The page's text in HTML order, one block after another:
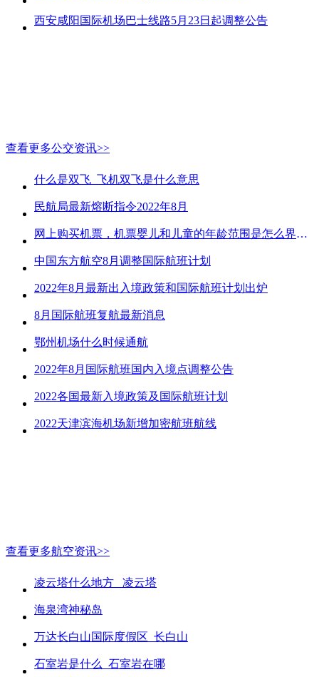
西安咸阳国际机场巴士线路5月23日起调整公告
查看更多公交资讯>>
什么是双飞_飞机双飞是什么意思
民航局最新熔断指令2022年8月
网上购买机票，机票婴儿和儿童的年龄范围是怎么界定的？
中国东方航空8月调整国际航班计划
2022年8月最新出入境政策和国际航班计划出炉
8月国际航班复航最新消息
鄂州机场什么时候通航
2022年8月国际航班国内入境点调整公告
2022各国最新入境政策及国际航班计划
2022天津滨海机场新增加密航班航线
查看更多航空资讯>>
凌云塔什么地方_ 凌云塔
海泉湾神秘岛
万达长白山国际度假区_长白山
石室岩是什么_石室岩在哪